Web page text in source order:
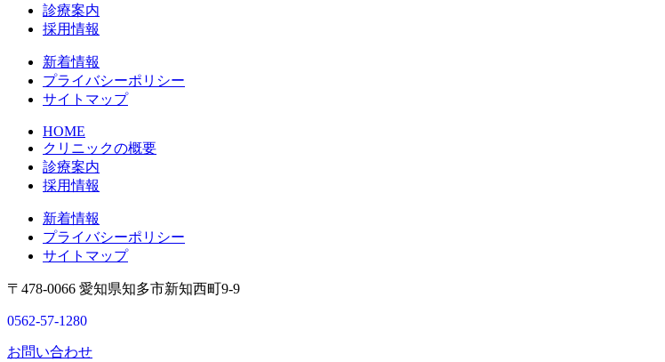
診療案内
採用情報
新着情報
プライバシーポリシー
サイトマップ
HOME
クリニックの概要
診療案内
採用情報
新着情報
プライバシーポリシー
サイトマップ
〒478-0066 愛知県知多市新知西町9-9
0562-57-1280
お問い合わせ